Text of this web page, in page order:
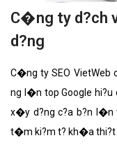
C�ng ty d?ch
d?ng
C�ng ty SEO VietWeb
ng l�n top Google hi?u
x�y d?ng c?a b?n l�n
t�m ki?m t? kh�a thi?t